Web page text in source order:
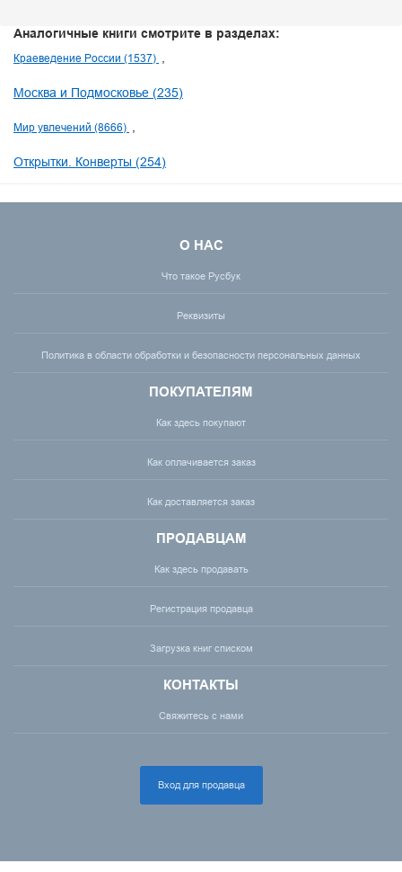
Аналогичные книги смотрите в разделах:
Краеведение России (1537)
Москва и Подмосковье (235)
Мир увлечений (8666)
Открытки. Конверты (254)
О НАС
Что такое Русбук
Реквизиты
Политика в области обработки и безопасности персональных данных
ПОКУПАТЕЛЯМ
Как здесь покупают
Как оплачивается заказ
Как доставляется заказ
ПРОДАВЦАМ
Как здесь продавать
Регистрация продавца
Загрузка книг списком
КОНТАКТЫ
Свяжитесь с нами
Вход для продавца